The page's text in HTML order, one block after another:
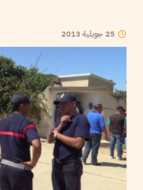
25 جويلية 2013